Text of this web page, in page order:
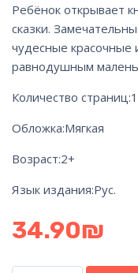
Ребёнок открывает
сказки.
чудесные красочные
равнодушным
Количество
Обложка:Мягкая
Возраст:2+
Язык издания:Рус.
34.90₪